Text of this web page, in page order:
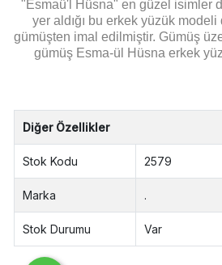
"Esmaü'l Hüsna" en güzel isimler
yer aldığı bu erkek yüzük
gümüşten imal edilmiştir. Gümüş
gümüş Esma-ül Hüsna erkek
Diğer Özellikler
Stok Kodu 2579
Marka .
Stok Durumu Var